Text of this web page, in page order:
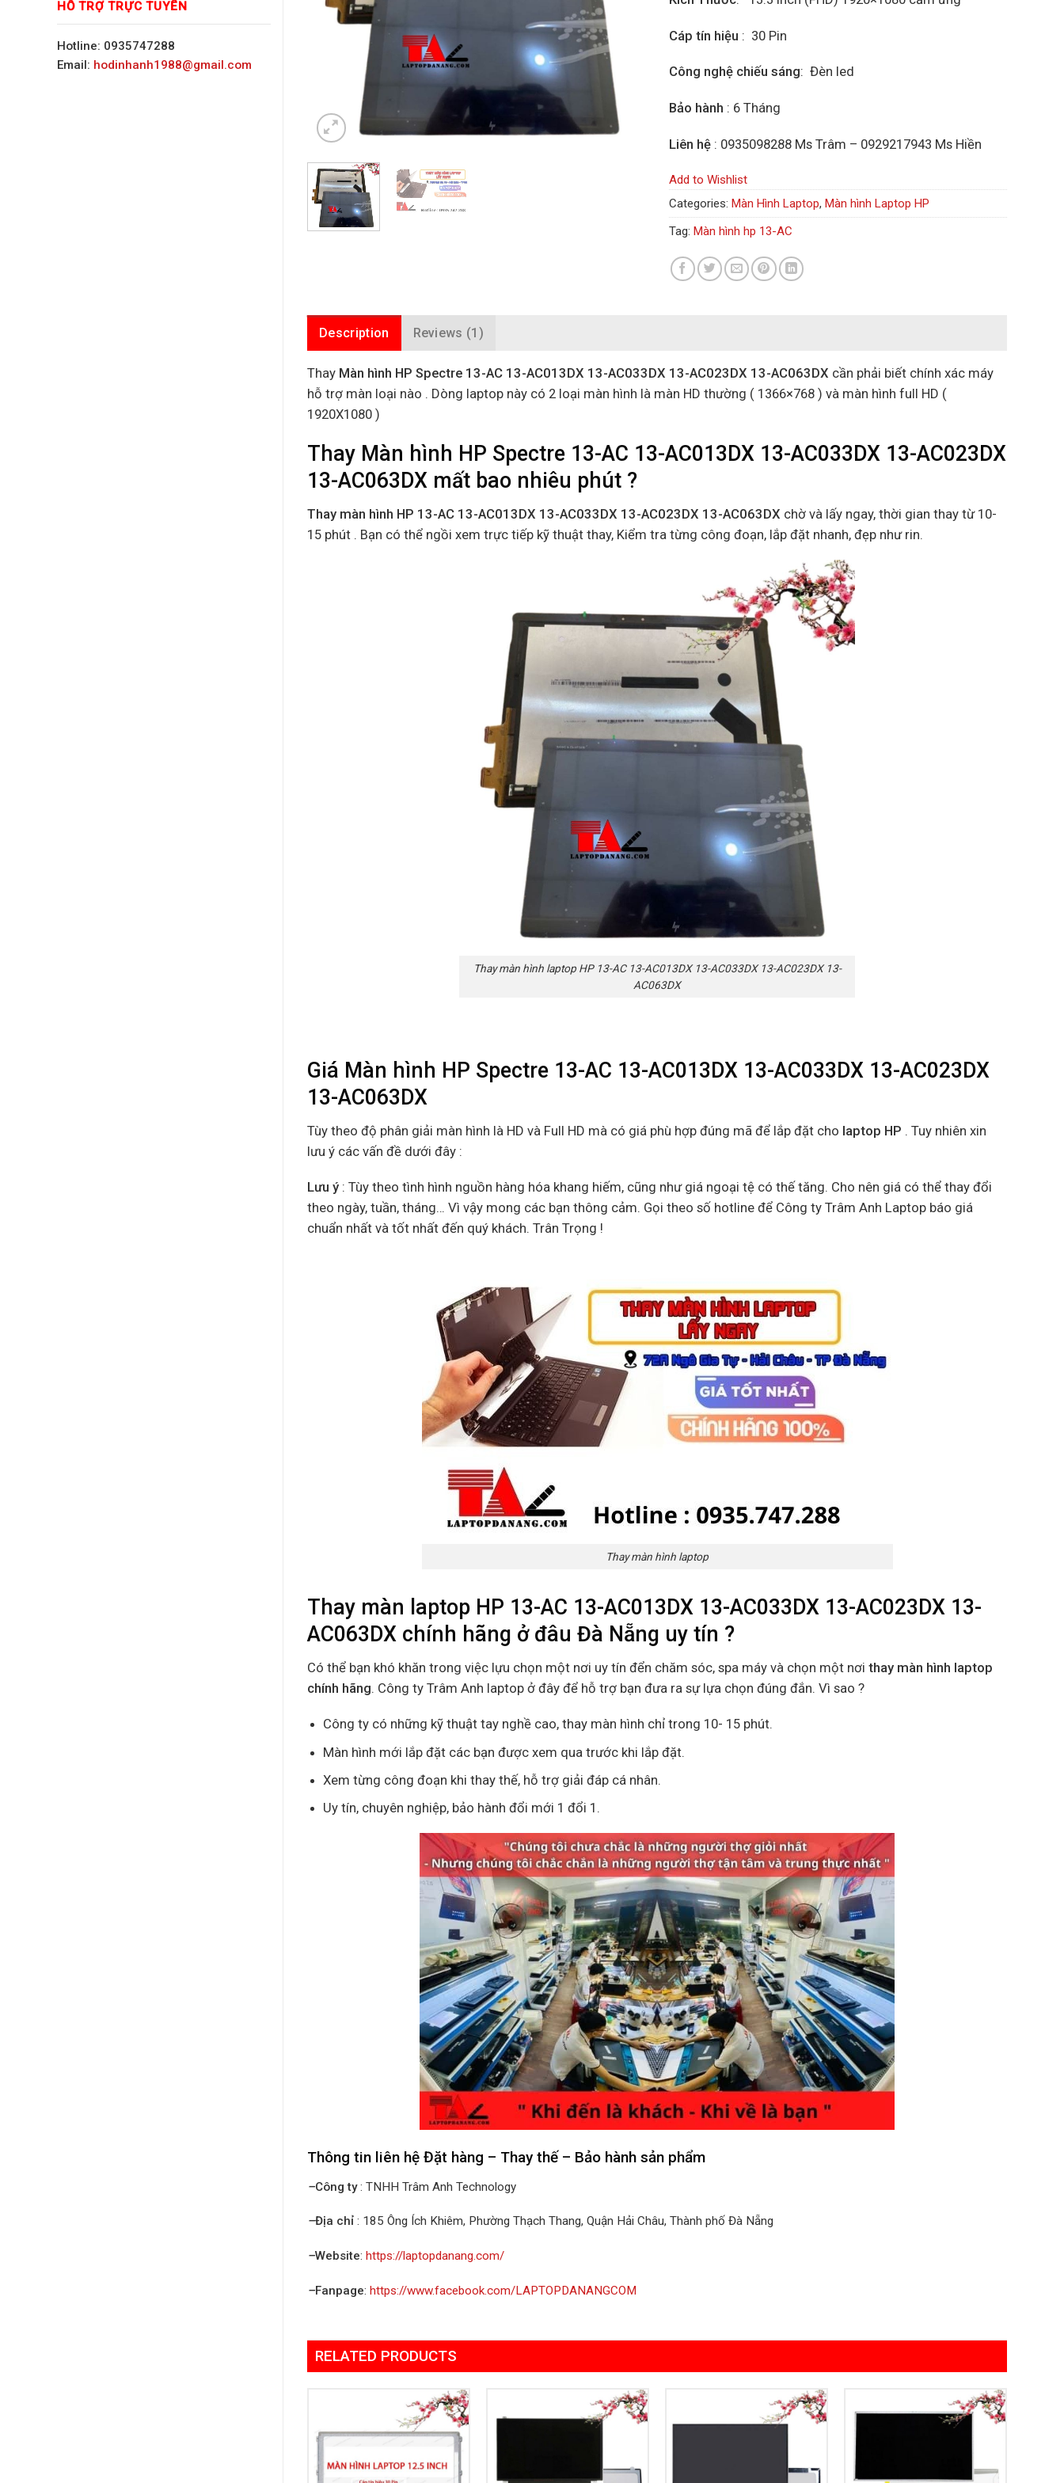
HỖ TRỢ TRỰC TUYẾN
Hotline: 0935747288
Email: hodinhanh1988@gmail.com
Cáp tín hiệu : 30 Pin
Công nghệ chiếu sáng: Đèn led
Bảo hành : 6 Tháng
Liên hệ : 0935098288 Ms Trâm – 0929217943 Ms Hiền
Add to Wishlist
Categories: Màn Hình Laptop, Màn hình Laptop HP
Tag: Màn hình hp 13-AC
Description Reviews (1)
Thay Màn hình HP Spectre 13-AC 13-AC013DX 13-AC033DX 13-AC023DX 13-AC063DX cần phải biết chính xác máy
hỗ trợ màn loại nào . Dòng laptop này có 2 loại màn hình là màn HD thường ( 1366×768 ) và màn hình full HD (
1920X1080 )
Thay Màn hình HP Spectre 13-AC 13-AC013DX 13-AC033DX 13-AC023DX
13-AC063DX mất bao nhiêu phút ?
Thay màn hình HP 13-AC 13-AC013DX 13-AC033DX 13-AC023DX 13-AC063DX chờ và lấy ngay, thời gian thay từ 10-
15 phút . Bạn có thể ngồi xem trực tiếp kỹ thuật thay, Kiểm tra từng công đoạn, lắp đặt nhanh, đẹp như rin.
Thay màn hình laptop HP 13-AC 13-AC013DX 13-AC033DX 13-AC023DX 13-
AC063DX
Giá Màn hình HP Spectre 13-AC 13-AC013DX 13-AC033DX 13-AC023DX
13-AC063DX
Tùy theo độ phân giải màn hình là HD và Full HD mà có giá phù hợp đúng mã để lắp đặt cho laptop HP . Tuy nhiên xin
lưu ý các vấn đề dưới đây :
Lưu ý : Tùy theo tình hình nguồn hàng hóa khang hiếm, cũng như giá ngoại tệ có thế tăng. Cho nên giá có thể thay đổi
theo ngày, tuần, tháng… Vì vậy mong các bạn thông cảm. Gọi theo số hotline để Công ty Trâm Anh Laptop báo giá
chuẩn nhất và tốt nhất đến quý khách. Trân Trọng !
Thay màn hình laptop
Thay màn laptop HP 13-AC 13-AC013DX 13-AC033DX 13-AC023DX 13-
AC063DX chính hãng ở đâu Đà Nẵng uy tín ?
Có thể bạn khó khăn trong việc lựu chọn một nơi uy tín đển chăm sóc, spa máy và chọn một nơi thay màn hình laptop
chính hãng. Công ty Trâm Anh laptop ở đây để hỗ trợ bạn đưa ra sự lựa chọn đúng đắn. Vì sao ?
Công ty có những kỹ thuật tay nghề cao, thay màn hình chỉ trong 10- 15 phút.
Màn hình mới lắp đặt các bạn được xem qua trước khi lắp đặt.
Xem từng công đoạn khi thay thế, hỗ trợ giải đáp cá nhân.
Uy tín, chuyên nghiệp, bảo hành đổi mới 1 đổi 1.
Thông tin liên hệ Đặt hàng – Thay thế – Bảo hành sản phẩm
–Công ty: TNHH Trâm Anh Technology
–Địa chỉ : 185 Ông Ích Khiêm, Phường Thạch Thang, Quận Hải Châu, Thành phố Đà Nẵng
–Website: https://laptopdanang.com/
–Fanpage: https://www.facebook.com/LAPTOPDANANGCOM
RELATED PRODUCTS
Add to